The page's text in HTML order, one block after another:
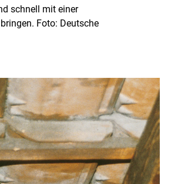
schnell mit einer
Foto: Deutsche